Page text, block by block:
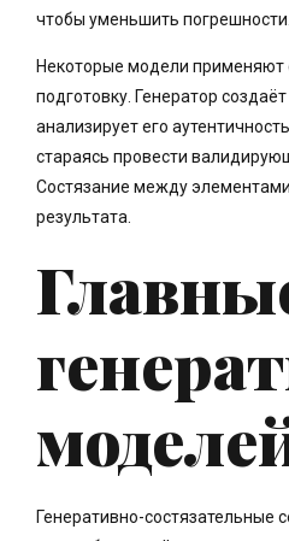
чтобы уменьшить погрешности.
Некоторые модели применяют
подготовку. Генератор
анализирует его
стараясь провести
Состязание между
результата.
Генеративно-состязательные